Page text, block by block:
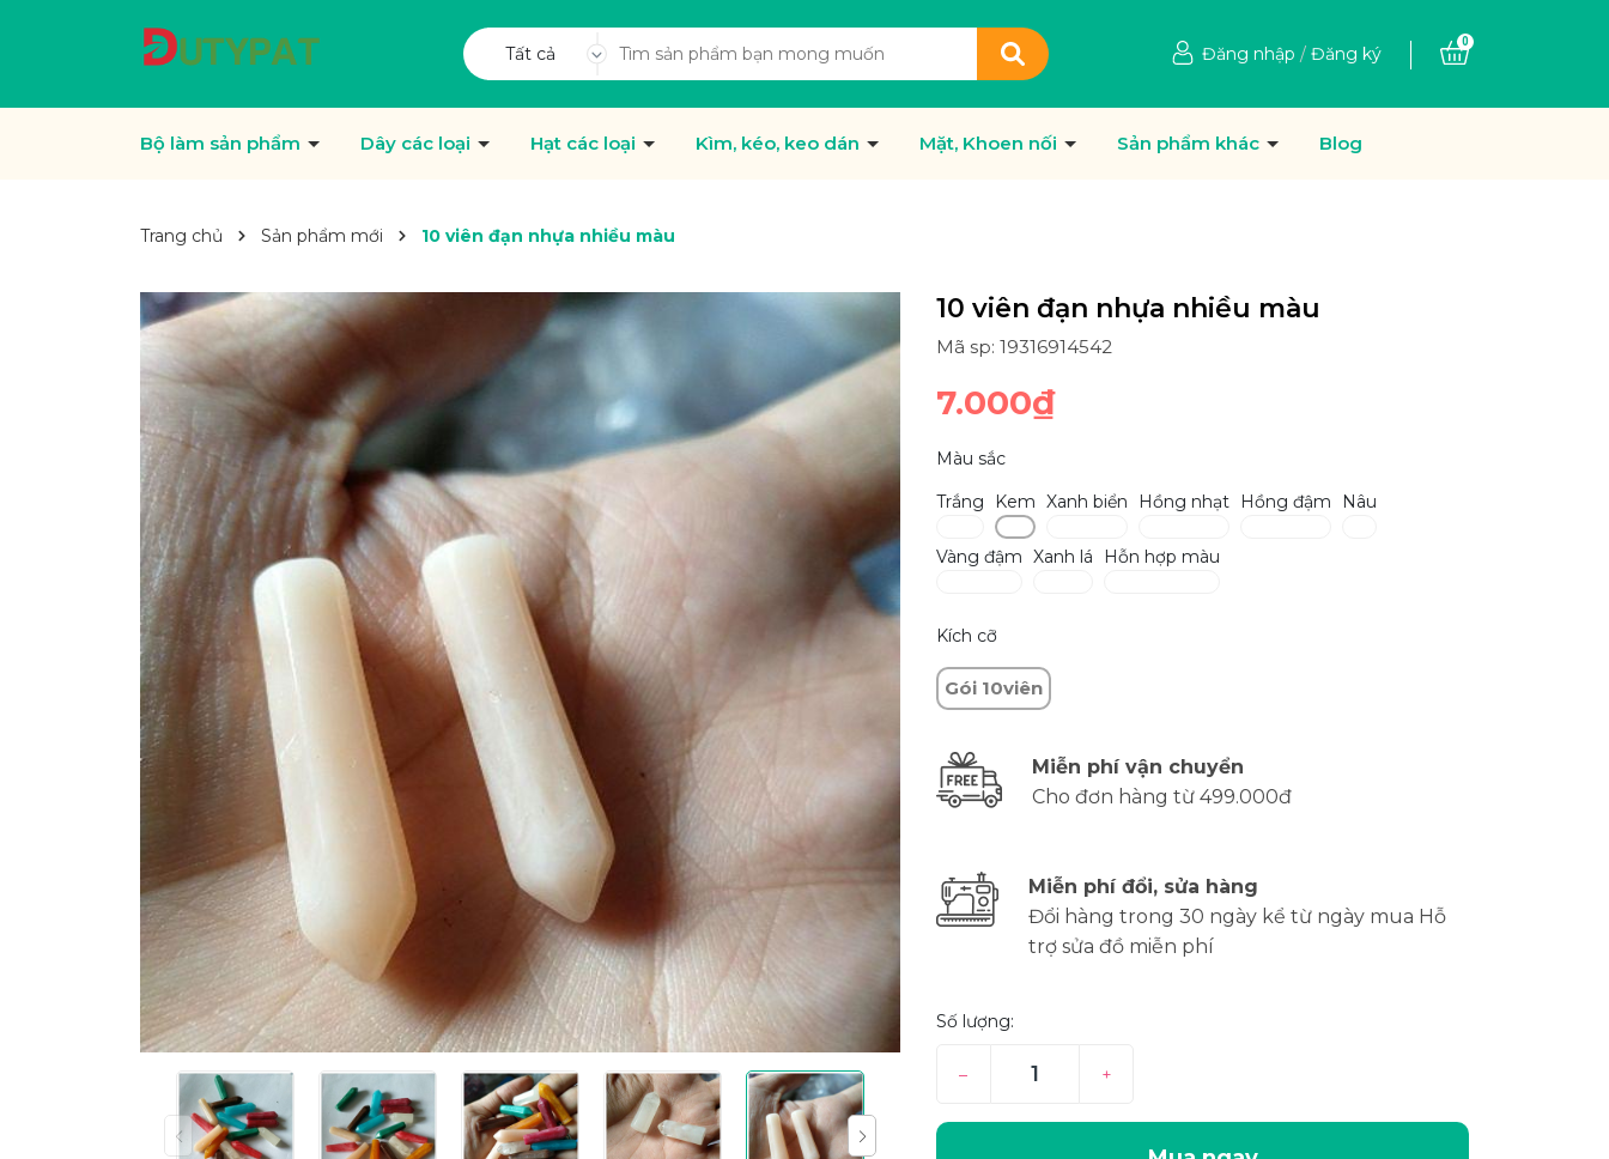
Tất cả Đăng nhập / Đăng ký
0
Bộ làm sản phẩm Dây các loại Hạt các loại Kìm, kéo, keo dán Mặt, Khoen nối Sản phẩm khác Blog
Trang chủ Sản phẩm mới 10 viên đạn nhựa nhiều màu
10 viên đạn nhựa nhiều màu
Mã sp: 19316914542
7.000₫
Màu sắc
Trắng
Kem Xanh biển Hồng nhạt Hồng đậm Nâu
Vàng đậm Xanh lá Hỗn hợp màu
Kích cỡ
Gói 10viên
Miễn phí vận chuyển
Cho đơn hàng từ 499.000đ
Miễn phí đổi, sửa hàng
Đổi hàng trong 30 ngày kể từ ngày mua Hỗ
trợ sửa đồ miễn phí
Số lượng:
– +